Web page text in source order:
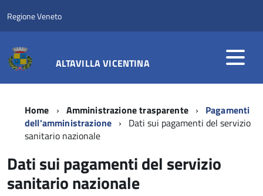
Regione Veneto
ALTAVILLA VICENTINA
Home Amministrazione trasparente
Pagamenti
dell'amministrazione
Dati sui pagamenti del servizio
sanitario nazionale
Dati sui pagamenti del servizio
sanitario nazionale